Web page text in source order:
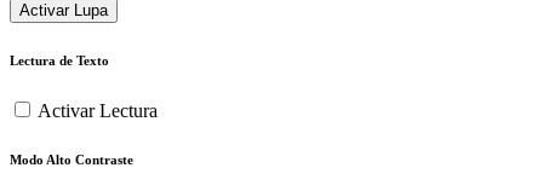
Activar Lupa
Lectura de Texto
Activar Lectura
Modo Alto Contraste